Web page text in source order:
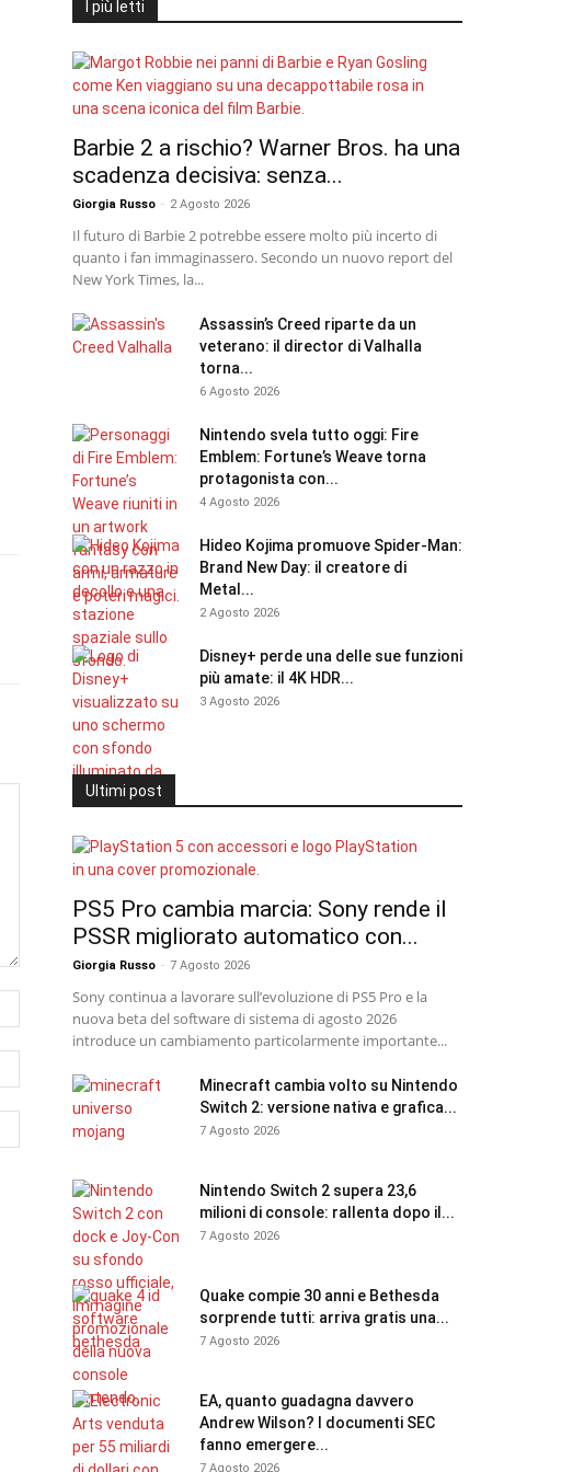
I più letti
Barbie 2 a rischio? Warner Bros. ha una
scadenza decisiva: senza...
Giorgia Russo - 2 Agosto 2026
Il futuro di Barbie 2 potrebbe essere molto più incerto di
quanto i fan immaginassero. Secondo un nuovo report del
New York Times, la...
Assassin’s Creed riparte da un
veterano: il director di Valhalla
torna...
6 Agosto 2026
Nintendo svela tutto oggi: Fire
Emblem: Fortune’s Weave torna
protagonista con...
4 Agosto 2026
Hideo Kojima promuove Spider-Man:
Brand New Day: il creatore di
Metal...
2 Agosto 2026
Disney+ perde una delle sue funzioni
più amate: il 4K HDR...
3 Agosto 2026
Ultimi post
PS5 Pro cambia marcia: Sony rende il
PSSR migliorato automatico con...
Giorgia Russo - 7 Agosto 2026
Sony continua a lavorare sull’evoluzione di PS5 Pro e la
nuova beta del software di sistema di agosto 2026
introduce un cambiamento particolarmente importante...
Minecraft cambia volto su Nintendo
Switch 2: versione nativa e grafica...
7 Agosto 2026
Nintendo Switch 2 supera 23,6
milioni di console: rallenta dopo il...
7 Agosto 2026
Quake compie 30 anni e Bethesda
sorprende tutti: arriva gratis una...
7 Agosto 2026
EA, quanto guadagna davvero
Andrew Wilson? I documenti SEC
fanno emergere...
7 Agosto 2026